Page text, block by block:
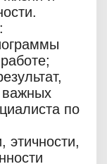
важных
по
этичности,